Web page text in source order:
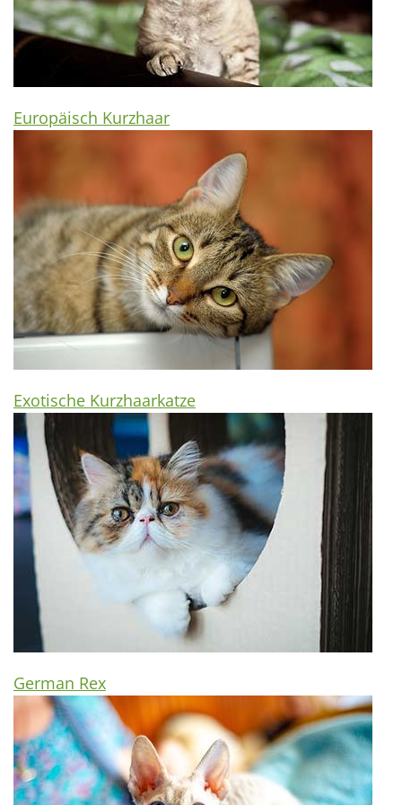
Europäisch Kurzhaar
Exotische Kurzhaarkatze
German Rex